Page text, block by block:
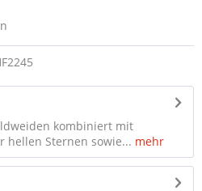
kombiniert mit
hellen Sternen sowie... mehr